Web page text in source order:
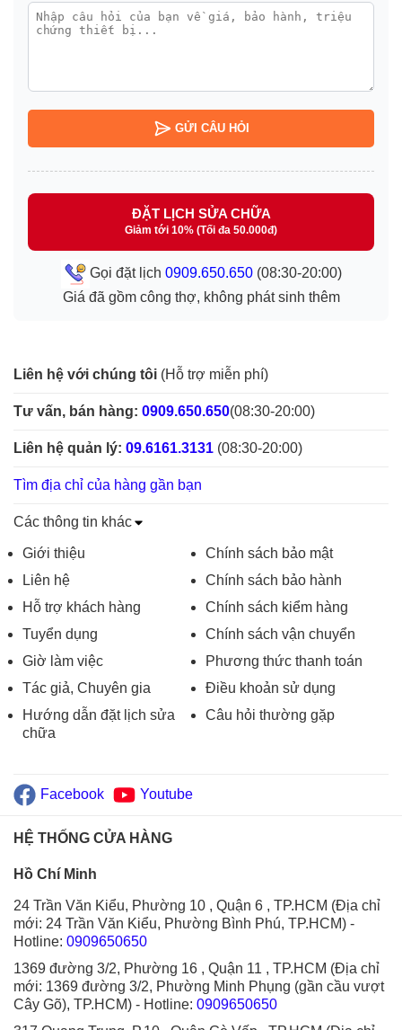
GỬI CÂU HỎI
ĐẶT LỊCH SỬA CHỮA
Giảm tới 10% (Tối đa 50.000đ)
Gọi đặt lịch 0909.650.650(08:30-20:00)
Giá đã gồm công thợ, không phát sinh thêm
Liên hệ với chúng tôi (Hỗ trợ miễn phí)
Tư vấn, bán hàng: 0909.650.650(08:30-20:00)
Liên hệ quản lý: 09.6161.3131 (08:30-20:00)
Tìm địa chỉ của hàng gần bạn
Các thông tin khác
Giới thiệu
Liên hệ
Hỗ trợ khách hàng
Tuyển dụng
Giờ làm việc
Tác giả, Chuyên gia
Hướng dẫn đặt lịch sửa
chữa
Chính sách bảo mật
Chính sách bảo hành
Chính sách kiểm hàng
Chính sách vận chuyển
Phương thức thanh toán
Điều khoản sử dụng
Câu hỏi thường gặp
Facebook Youtube
HỆ THỐNG CỬA HÀNG
Hồ Chí Minh
24 Trần Văn Kiểu, Phường 10 , Quận 6 , TP.HCM (Địa chỉ
mới: 24 Trần Văn Kiểu, Phường Bình Phú, TP.HCM) -
Hotline: 0909650650
1369 đường 3/2, Phường 16 , Quận 11 , TP.HCM (Địa chỉ
mới: 1369 đường 3/2, Phường Minh Phụng (gần cầu vượt
Cây Gõ), TP.HCM) - Hotline: 0909650650